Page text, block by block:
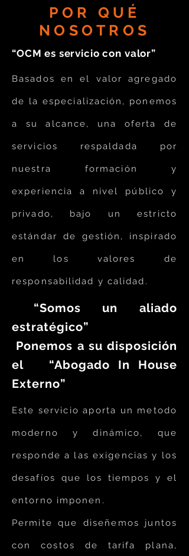
POR QUÉ
NOSOTROS
“OCM es servicio con valor”
Basados en el valor agregado
de la especialización, ponemos
a su alcance, una oferta de
servicios respaldada por
nuestra formación y
experiencia a nivel público y
privado, bajo un estricto
estándar de gestión, inspirado
en los valores de
responsabilidad y calidad.
“Somos un aliado
estratégico”
Ponemos a su disposición
el “Abogado In House
Externo”
Este servicio aporta un metodo
moderno y dinámico, que
responde a las exigencias y los
desafíos que los tiempos y el
entorno imponen.
Permite que diseñemos juntos
con costos de tarifa plana,